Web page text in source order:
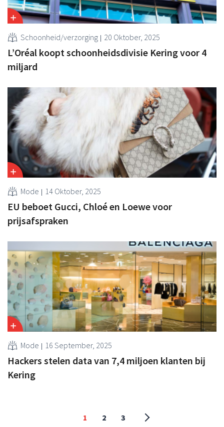
Schoonheid/verzorging 20 Oktober, 2025
L’Oréal koopt schoonheidsdivisie Kering voor 4
miljard
Mode 14 Oktober, 2025
EU beboet Gucci, Chloé en Loewe voor
prijsafspraken
Mode 16 September, 2025
Hackers stelen data van 7,4 miljoen klanten bij
Kering
1 2 3